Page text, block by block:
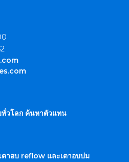
วโลก ค้นหาตัวแทน
าอบ reflow และเตาอบบ่ม